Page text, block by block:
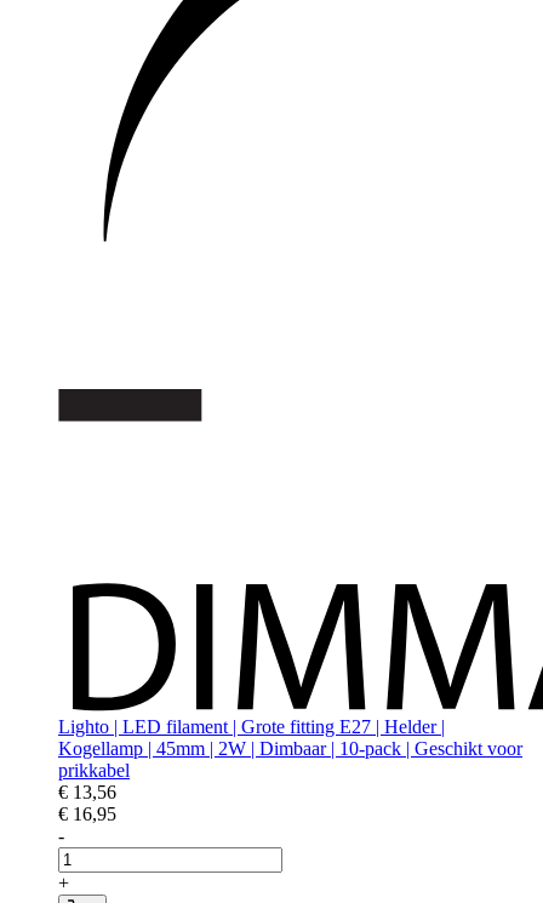
Lighto | LED filament | Grote fitting E27 | Helder |
Kogellamp | 45mm | 2W | Dimbaar | 10-pack | Geschikt voor
prikkabel
€ 13,56
€ 16,95
-
+